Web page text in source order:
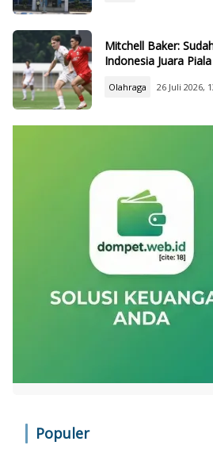
Mitchell Baker:
Indonesia Juara
Olahraga 26 Juli 2026,
Populer